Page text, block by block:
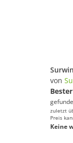
von
zuletzt
Preis
Keine